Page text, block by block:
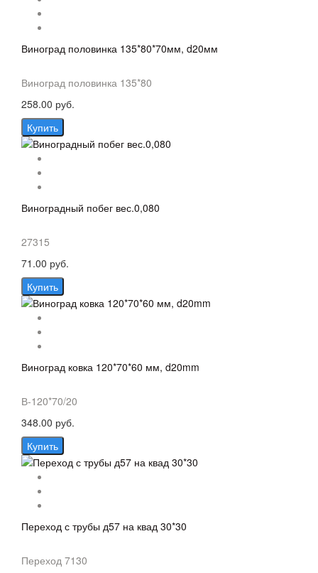
Виноград половинка 135*80*70мм, d20мм
Виноград половинка 135*80
258.00 руб.
Купить
Виноградный побег вес.0,080
27315
71.00 руб.
Купить
Виноград ковка 120*70*60 мм, d20mm
В-120*70/20
348.00 руб.
Купить
Переход с трубы д57 на квад 30*30
Переход 7130